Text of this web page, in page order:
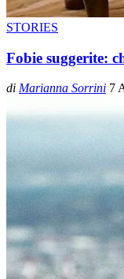
STORIES
Fobie suggerite:
di Marianna Sorrini 7